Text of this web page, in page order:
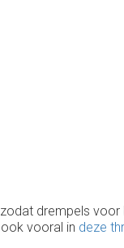
drempels
vooral in deze